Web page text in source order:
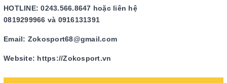
HOTLINE: 0243.566.8647 hoặc liên hệ
0819299966 và 0916131391
Email: Zokosport68@gmail.com
Website: https://Zokosport.vn